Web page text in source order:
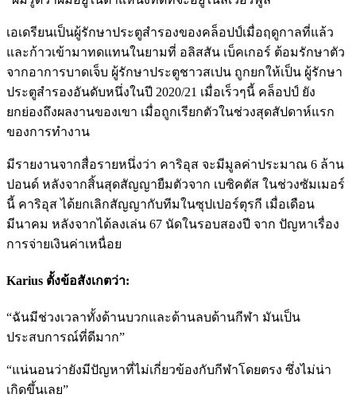
เอเดรียนเป็นผู้รักษาประตูสำรองของคล็อปป์เมื่อฤดูกาลที่แล้ว
และก้าวเข้ามาทดแทนในยามที่ อลิสสัน เบ็คเกอร์ ต้อมรักษาตัว
จากอาการบาดเจ็บ ผู้รักษาประตูชาวสเปน ถูกยกให้เป็น ผู้รักษา
ประตูสำรองอันดับหนึ่งในปี 2020/21 เมื่อเร็วๆนี้ คล็อปป์ ยัง
ยกย่องถึงผลงานของเขา เมื่อถูกเรียกตัวในช่วงสุดสัปดาห์แรก
ของการทำงาน
มีรายงานจากสื่อรายหนึ่งว่า คาริอุส จะมีมูลค่าประมาณ 6 ล้าน
ปอนด์ หลังจากสิ้นสุดสัญญายืมตัวจาก เบซิคตัส ในช่วงซัมเมอร์
นี้ คาริอุส ได้ยกเลิกสัญญากับทีมในซุปเปอร์ตุรกี เมื่อเดือน
มีนาคม หลังจากได้ลงเล่น 67 นัดในรอบสองปี จาก ปัญหาเรื่อง
การจ่ายเงินค่าเหนื่อย
Karius ตั้งข้อสังเกตว่า:
“ฉันมีช่วงเวลาทั้งด้านบวกและด้านลบด้านกีฬา มันเป็น
ประสบการณ์ที่ดีมาก”
“แน่นอนว่ายังมีปัญหาที่ไม่เกี่ยวข้องกับกีฬาโดยตรง ซึ่งไม่น่า
เกิดขึ้นเลย”